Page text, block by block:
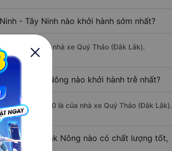
- Tây Ninh nào khởi hành sớm nhất?
22:30 là của nhà xe Quý Thảo (Đắk Lắk).
Mil - Đắk Nông nào khởi hành trễ nhất?
vào lúc 22:30 là của nhà xe Quý Thảo (Đắk Lắk).
Đăk Mil - Đắk Nông nào có chất lượng tốt,